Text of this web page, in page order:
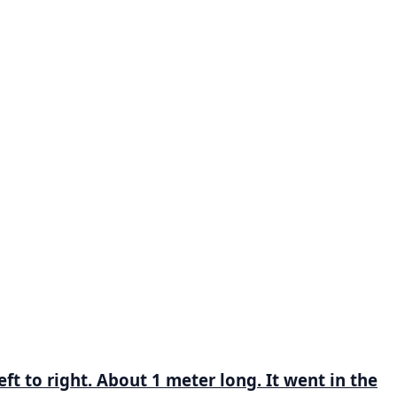
to right. About 1 meter long. It went in the